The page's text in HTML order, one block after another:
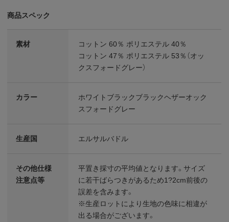
商品スペック
素材
コットン 60％ ポリエステル 40％
コットン 47％ ポリエステル 53％（オッ
クスフォードグレー）
カラー
ホワイトブラックブラックヘザーオック
スフォードグレー
生産国 エルサルバドル
その他仕様
注意点等
平置き採寸の平均値となります。サイズ
に若干ばらつきがあるため1?2cm前後の
誤差を含みます。
※生産ロットにより生地の色味に相違が
出る場合がございます。